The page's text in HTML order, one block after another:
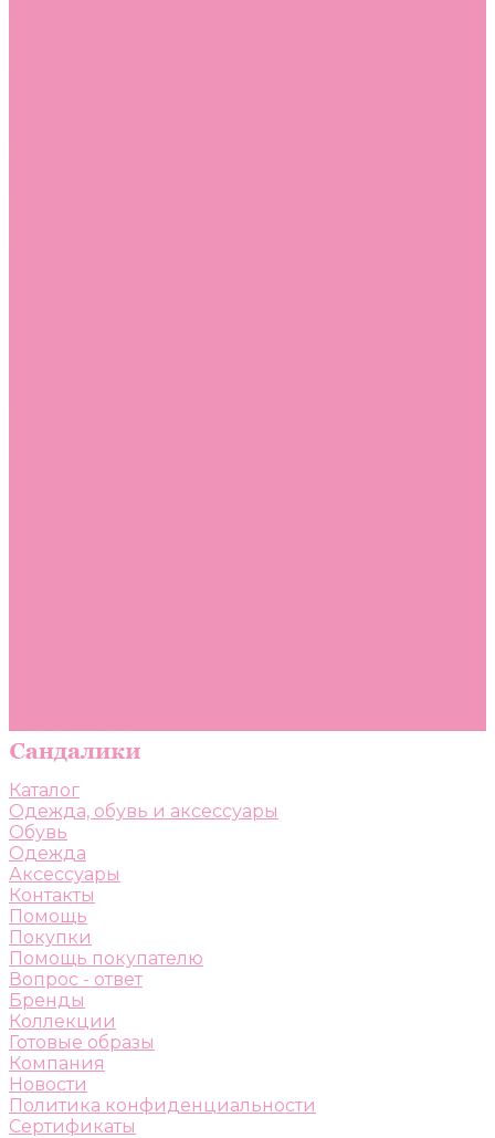
Каталог
Одежда, обувь и аксессуары
Обувь
Одежда
Аксессуары
Контакты
Помощь
Покупки
Помощь покупателю
Вопрос - ответ
Бренды
Коллекции
Готовые образы
Компания
Новости
Политика конфиденциальности
Сертификаты